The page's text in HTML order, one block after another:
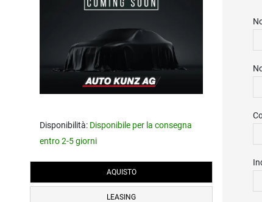
Disponibilità: Disponibile per la consegna
entro 2-5 giorni
AQUISTO
LEASING